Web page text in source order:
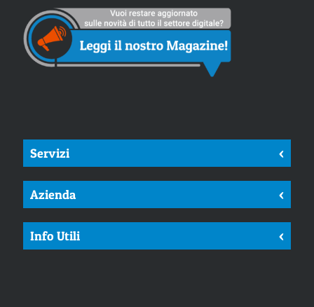
Servizi <
Azienda <
Info Utili <